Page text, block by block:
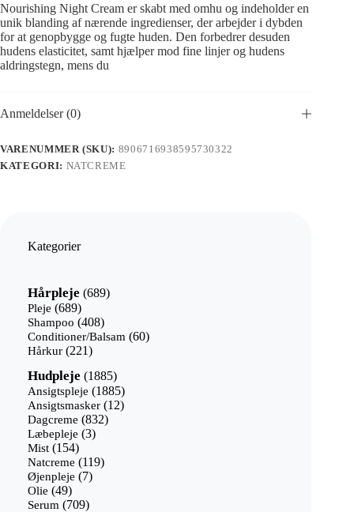
Nourishing Night Cream er skabt med omhu og indeholder en
unik blanding af nærende ingredienser, der arbejder i dybden
for at genopbygge og fugte huden. Den forbedrer desuden
hudens elasticitet, samt hjælper mod fine linjer og hudens
aldringstegn, mens du
Anmeldelser (0)
VARENUMMER (SKU): 8906716938595730322
KATEGORI: NATCREME
Kategorier
Hårpleje 689689
Pleje 689689
varer
Shampoo 408408
varer
Conditioner/Balsam 6060
Hårkur 221221
Hudpleje 18851885
varer
Ansigtspleje 18851885
varer
Ansigtsmasker 1212
Dagcreme 832832
Læbepleje 33
Mist 154154
varer
Natcreme 119119
Øjenpleje 77
Olie 4949
varer
Serum 709709